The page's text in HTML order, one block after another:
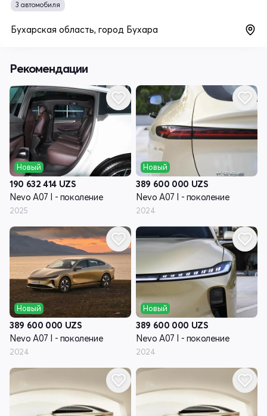
3 автомобиля
Бухарская область, город Бухара
Рекомендации
Новый
190 632 414 UZS
Nevo A07 I - поколение
2025
Новый
389 600 000 UZS
Nevo A07 I - поколение
2024
Новый
389 600 000 UZS
Nevo A07 I - поколение
2024
Новый
389 600 000 UZS
Nevo A07 I - поколение
2024